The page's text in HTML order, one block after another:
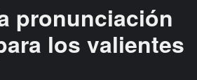
pronunciación
los valientes